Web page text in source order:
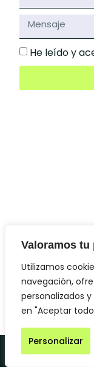
Valoramos tu
Utilizamos
navegación,
personalizados
en "Aceptar
Personalizar
He leído y